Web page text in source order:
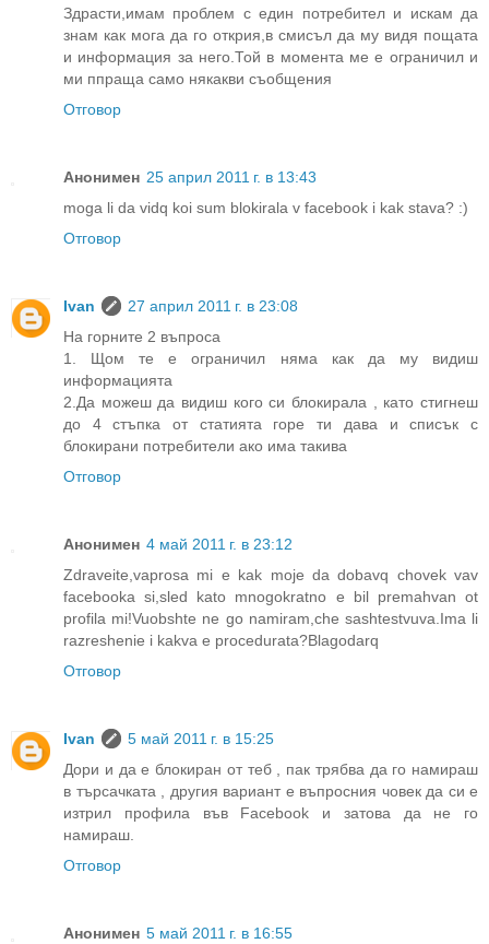
Здрасти,имам проблем с един потребител и искам да
знам как мога да го открия,в смисъл да му видя пощата
и информация за него.Той в момента ме е ограничил и
ми ппраща само някакви съобщения
Отговор
Анонимен 25 април 2011 г. в 13:43
moga li da vidq koi sum blokirala v facebook i kak stava? :)
Отговор
Ivan
27 април 2011 г. в 23:08
На горните 2 въпроса
1. Щом те е ограничил няма как да му видиш
информацията
2.Да можеш да видиш кого си блокирала , като стигнеш
до 4 стъпка от статията горе ти дава и списък с
блокирани потребители ако има такива
Отговор
Анонимен 4 май 2011 г. в 23:12
Zdraveite,vaprosa mi e kak moje da dobavq chovek vav
facebooka si,sled kato mnogokratno e bil premahvan ot
profila mi!Vuobshte ne go namiram,che sashtestvuva.Ima li
razreshenie i kakva e procedurata?Blagodarq
Отговор
Ivan
5 май 2011 г. в 15:25
Дори и да е блокиран от теб , пак трябва да го намираш
в търсачката , другия вариант е въпросния човек да си е
изтрил профила във Facebook и затова да не го
намираш.
Отговор
Анонимен 5 май 2011 г. в 16:55